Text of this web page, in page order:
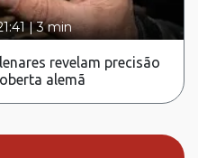
|3 min
revelam precisão
alemã